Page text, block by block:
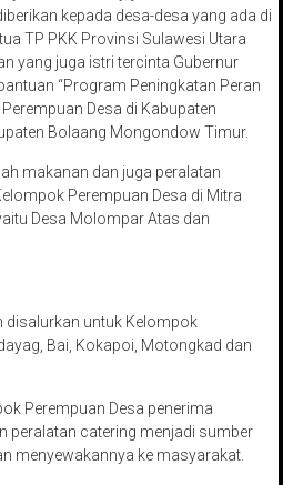
kepada desa-desa yang ada di
TP PKK Provinsi Sulawesi Utara
yang juga istri tercinta Gubernur
“Program Peningkatan Peran
Desa di Kabupaten
Bolaang Mongondow Timur.
makanan dan juga peralatan
Perempuan Desa di Mitra
Desa Molompar Atas dan
disalurkan untuk Kelompok
Bai, Kokapoi, Motongkad dan
Perempuan Desa penerima
peralatan catering menjadi sumber
menyewakannya ke masyarakat.